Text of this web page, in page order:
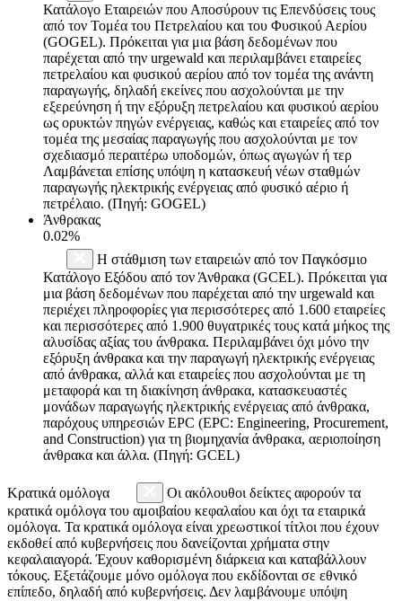
Κατάλογο Εταιρειών που Αποσύρουν τις Επενδύσεις τους
από τον Τομέα του Πετρελαίου και του Φυσικού Αερίου
(GOGEL). Πρόκειται για μια βάση δεδομένων που
παρέχεται από την urgewald και περιλαμβάνει εταιρείες
πετρελαίου και φυσικού αερίου από τον τομέα της ανάντη
παραγωγής, δηλαδή εκείνες που ασχολούνται με την
εξερεύνηση ή την εξόρυξη πετρελαίου και φυσικού αερίου
ως ορυκτών πηγών ενέργειας, καθώς και εταιρείες από τον
τομέα της μεσαίας παραγωγής που ασχολούνται με τον
σχεδιασμό περαιτέρω υποδομών, όπως αγωγών ή τερ
Λαμβάνεται επίσης υπόψη η κατασκευή νέων σταθμών
παραγωγής ηλεκτρικής ενέργειας από φυσικό αέριο ή
πετρέλαιο. (Πηγή: GOGEL)
Άνθρακας
0.02%
Η στάθμιση των εταιρειών από τον Παγκόσμιο
Κατάλογο Εξόδου από τον Άνθρακα (GCEL). Πρόκειται για
μια βάση δεδομένων που παρέχεται από την urgewald και
περιέχει πληροφορίες για περισσότερες από 1.600 εταιρείες
και περισσότερες από 1.900 θυγατρικές τους κατά μήκος της
αλυσίδας αξίας του άνθρακα. Περιλαμβάνει όχι μόνο την
εξόρυξη άνθρακα και την παραγωγή ηλεκτρικής ενέργειας
από άνθρακα, αλλά και εταιρείες που ασχολούνται με τη
μεταφορά και τη διακίνηση άνθρακα, κατασκευαστές
μονάδων παραγωγής ηλεκτρικής ενέργειας από άνθρακα,
παρόχους υπηρεσιών EPC (EPC: Engineering, Procurement,
and Construction) για τη βιομηχανία άνθρακα, αεριοποίηση
άνθρακα και άλλα. (Πηγή: GCEL)
Κρατικά ομόλογα
Οι ακόλουθοι δείκτες αφορούν τα
κρατικά ομόλογα του αμοιβαίου κεφαλαίου και όχι τα εταιρικά
ομόλογα. Τα κρατικά ομόλογα είναι χρεωστικοί τίτλοι που έχουν
εκδοθεί από κυβερνήσεις που δανείζονται χρήματα στην
κεφαλαιαγορά. Έχουν καθορισμένη διάρκεια και καταβάλλουν
τόκους. Εξετάζουμε μόνο ομόλογα που εκδίδονται σε εθνικό
επίπεδο, δηλαδή από κυβερνήσεις. Δεν λαμβάνουμε υπόψη